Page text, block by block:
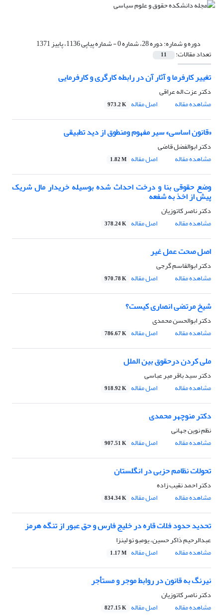
دوره و شماره:دوره 28، شماره 0 - شماره پیاپی 1136، پاییز 1371
تعداد مقالات: 11
تغییر کارفرما و آثار آن در رابطه کارگری و کارفرمایی
دکتر عزت اله عراقی
مشاهده مقاله
اصل مقاله 973.2 K
«قانون اساسی» سیر مفهوم ومنطوق از دید تطبیقی
دکتر ابوالفضل قاضی
مشاهده مقاله
اصل مقاله 1.82 M
وضع حقوقی بنا و درخت احداث شده بوسیله خریدار مال شریک
پیش از اخذ به شفعه
دکتر ناصر کاتوزیان
مشاهده مقاله
اصل مقاله 378.24 K
اصل صحت عمل غیر
دکتر ابوالقاسم گرجی
مشاهده مقاله
اصل مقاله 970.78 K
شیخ مرتضی انصاری کیست؟
دکتر ابوالحسن محمدی
مشاهده مقاله
اصل مقاله 786.67 K
ملی کردن درحقوق بین الملل
دکتر سید باقر میر عباسی
مشاهده مقاله
اصل مقاله 918.92 K
دکتر منوچهر محمدی
نظم نوین جهانی
مشاهده مقاله
اصل مقاله 907.51 K
تحولات نظامم حزبی در انگلستان
دکتر احمد نقیب زاده
مشاهده مقاله
اصل مقاله 834.34 K
تحدید حدود فلات قاره در خلیج فارس و حق عبور از تنگه هرمز
عبدالرحیم ذاکر حسین، یومبو تو لینزا
مشاهده مقاله
اصل مقاله 1.17 M
نیرنگ به قانون در روابط موجر و مستأجر
دکتر ناصر کاتوزیان
مشاهده مقاله
اصل مقاله 827.15 K